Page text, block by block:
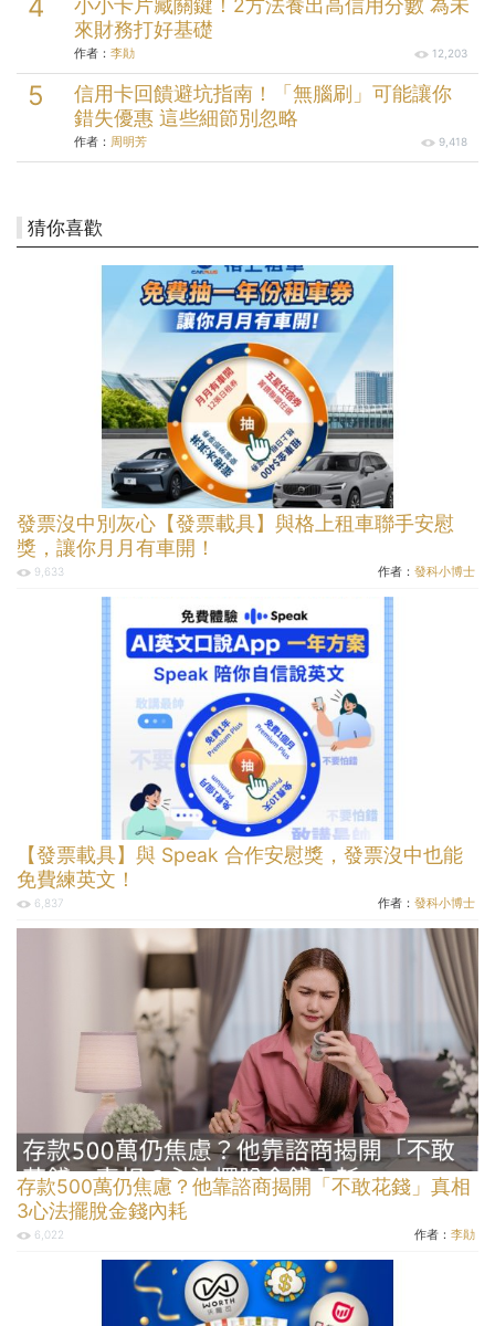
小小卡片藏關鍵！2方法養出高信用分數 為未
來財務打好基礎
作者： 李勛 12,203
信用卡回饋避坑指南！「無腦刷」可能讓你
錯失優惠 這些細節別忽略
作者： 周明芳 9,418
猜你喜歡
發票沒中別灰心【發票載具】與格上租車聯手安慰
獎，讓你月月有車開！
9,633 作者： 發科小博士
【發票載具】與 Speak 合作安慰獎，發票沒中也能
免費練英文！
6,837 作者： 發科小博士
存款500萬仍焦慮？他靠諮商揭開「不敢花錢」真相
3心法擺脫金錢內耗
6,022 作者： 李勛